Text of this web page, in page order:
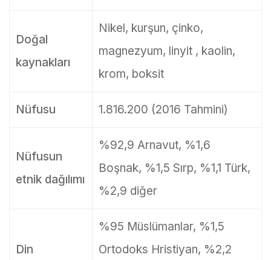
Doğal
kaynakları
Nikel, kurşun, çinko,
magnezyum, linyit , kaolin,
krom, boksit
Nüfusu 1.816.200 (2016 Tahmini)
Nüfusun
etnik dağılımı
%92,9 Arnavut, %1,6
Boşnak, %1,5 Sırp, %1,1 Türk,
%2,9 diğer
Din
%95 Müslümanlar, %1,5
Ortodoks Hristiyan, %2,2